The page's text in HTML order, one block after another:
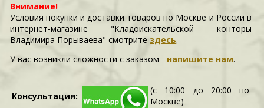
Внимание!
Условия покупки и доставки товаров по Москве и России в
интернет-магазине "Кладоискательской конторы
Владимира Порываева" смотритездесь.
У вас возникли сложности c заказом - напишите нам.
Консультация:
(с 10:00 до 20:00 по
Москве)